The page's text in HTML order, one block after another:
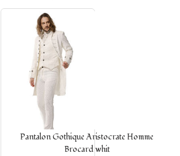
Pantalon Gothique Aristocrate Homme
Brocard whit